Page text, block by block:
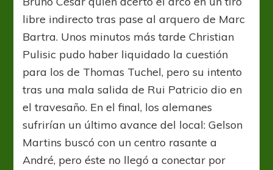
libre indirecto tras pase al arquero de Marc
Bartra. Unos minutos más tarde Christian
Pulisic pudo haber liquidado la cuestión
para los de Thomas Tuchel, pero su intento
tras una mala salida de Rui Patricio dio en
el travesaño. En el final, los alemanes
sufrirían un último avance del local: Gelson
Martins buscó con un centro rasante a
André, pero éste no llegó a conectar por